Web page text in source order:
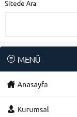
Sitede Ara
MENÜ
Anasayfa
Kurumsal